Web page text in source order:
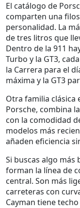
El catálogo de
comparten una
personalidad. La
de tres litros que
Dentro de la 911
Turbo y la GT3,
la Carrera para el
máxima y la GT3
Otra familia clásica
Porsche, combina
con la comodidad
modelos más
añaden eficiencia
Si buscas algo más
forman la línea de
central. Son más
carreteras con
Cayman tiene